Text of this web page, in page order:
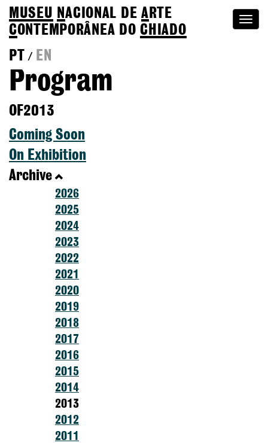
MUSEU NACIONAL DEA RTE
CONTEMPORÂNEA DOCHIADO
PT
/ EN
Program
OF2013
Coming Soon
On Exhibition
Archive
2026
2025
2024
2023
2022
2021
2020
2019
2018
2017
2016
2015
2014
2013
2012
2011